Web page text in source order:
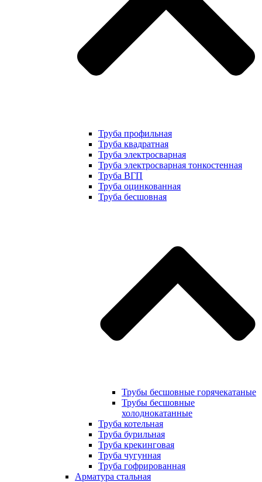
Труба профильная
Труба квадратная
Труба электросварная
Труба электросварная тонкостенная
Труба ВГП
Труба оцинкованная
Труба бесшовная
Трубы бесшовные горячекатаные
Трубы бесшовные
холоднокатанные
Труба котельная
Труба бурильная
Труба крекинговая
Труба чугунная
Труба гофрированная
Арматура стальная